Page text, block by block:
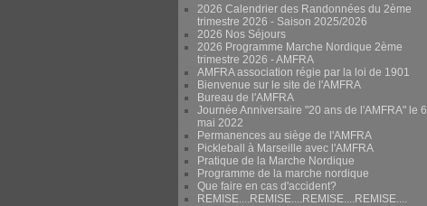
2026 Calendrier des Randonnées du 2ème
trimestre 2026 - Saison 2025/2026
2026 Nos Séjours
2026 Programme Marche Nordique 2ème
trimestre 2026 - AMFRA
AMFRA association régie par la loi de 1901
Bienvenue sur le site de l'AMFRA
Bureau de l'AMFRA
Journée Anniversaire "20 ans de l'AMFRA" le 6
mai 2022
Permanences au siège de l'AMFRA
Pickleball à Marseille avec l'AMFRA
Pratique de la Marche Nordique
Programme de la marche nordique
Que faire en cas d'accident?
REMISE....REMISE....REMISE....REMISE....